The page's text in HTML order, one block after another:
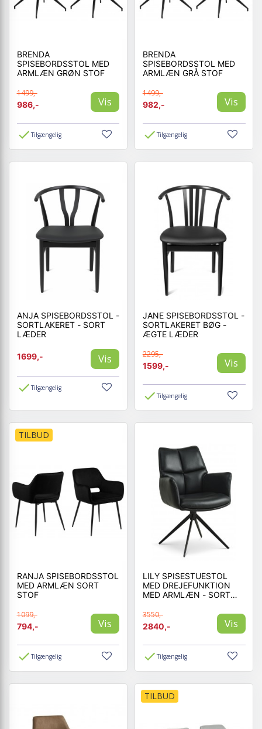
BRENDA
SPISEBORDSSTOL MED
ARMLÆN GRØN STOF
1499,-
986,-
Vis
Tilgængelig
BRENDA
SPISEBORDSSTOL MED
ARMLÆN GRÅ STOF
1499,-
982,-
Vis
Tilgængelig
ANJA SPISEBORDSSTOL -
SORTLAKERET - SORT
LÆDER
1699,- Vis
Tilgængelig
JANE SPISEBORDSSTOL -
SORTLAKERET BØG -
ÆGTE LÆDER
2295,-
1599,-
Vis
Tilgængelig
TILBUD
RANJA SPISEBORDSSTOL
MED ARMLÆN SORT
STOF
1099,-
794,-
Vis
Tilgængelig
LILY SPISESTUESTOL
MED DREJEFUNKTION
MED ARMLÆN - SORT
3550,-
2840,-
Vis
Tilgængelig
TILBUD